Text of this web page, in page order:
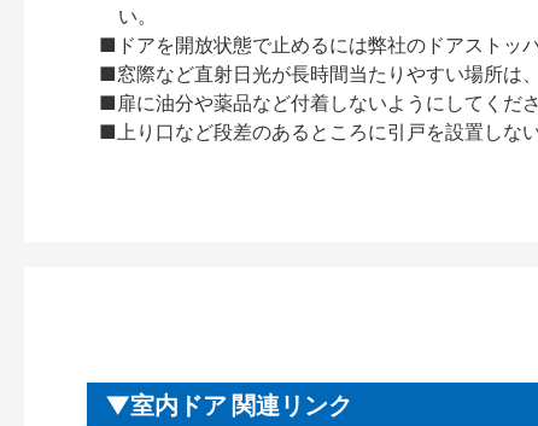
い。
■ドアを開放状態で止めるには弊社のドアストッ
■窓際など直射日光が長時間当たりやすい場所は
■扉に油分や薬品など付着しないようにしてくだ
■上り口など段差のあるところに引戸を設置しな
室内ドア 関連リンク